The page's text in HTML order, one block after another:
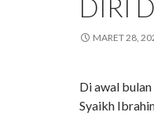
DIRI
MARET 28,
Di awal bulan
Syaikh